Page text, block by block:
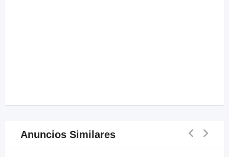
Anuncios Similares